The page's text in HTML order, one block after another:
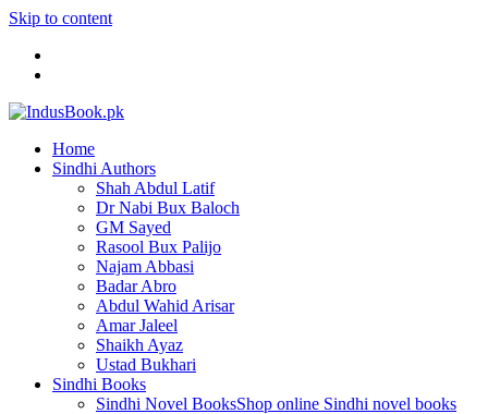
Skip to content
Home
Sindhi Authors
Shah Abdul Latif
Dr Nabi Bux Baloch
GM Sayed
Rasool Bux Palijo
Najam Abbasi
Badar Abro
Abdul Wahid Arisar
Amar Jaleel
Shaikh Ayaz
Ustad Bukhari
Sindhi Books
Sindhi Novel BooksShop online Sindhi novel books